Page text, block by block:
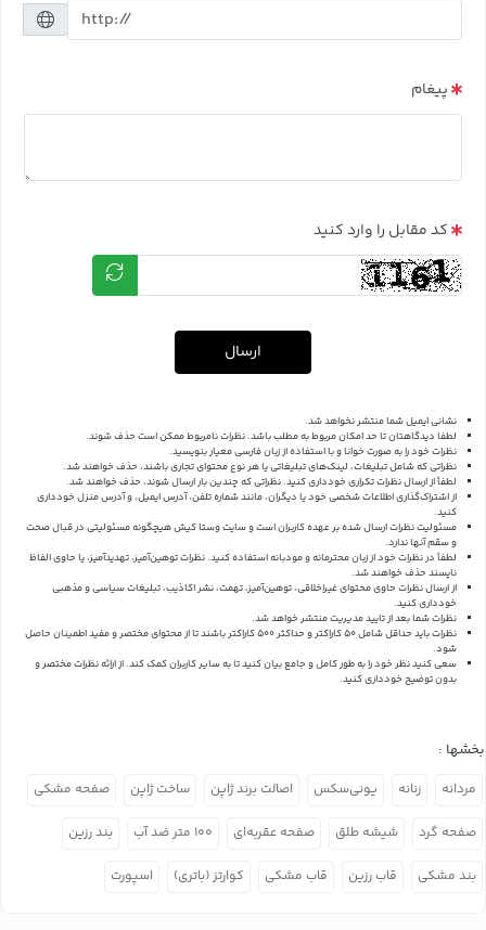
پیغام
کد مقابل را وارد کنید
ارسال
نشانی ایمیل شما منتشر نخواهد شد.
لطفا دیدگاهتان تا حد امکان مربوط به مطلب باشد. نظرات نامربوط ممکن است حذف شوند.
نظرات خود را به صورت خوانا و با استفاده از زبان فارسی معیار بنویسید.
نظراتی که شامل تبلیغات، لینک‌های تبلیغاتی یا هر نوع محتوای تجاری باشند، حذف خواهند شد.
لطفاً از ارسال نظرات تکراری خودداری کنید. نظراتی که چندین بار ارسال شوند، حذف خواهند شد.
از اشتراک‌گذاری اطلاعات شخصی خود یا دیگران، مانند شماره تلفن، آدرس ایمیل، و آدرس منزل خودداری
کنید.
مسئولیت نظرات ارسال شده بر عهده کاربران است و سایت وستا کیش هیچگونه مسئولیتی در قبال صحت
و سقم آنها ندارد.
لطفاً در نظرات خود از زبان محترمانه و مودبانه استفاده کنید. نظرات توهین‌آمیز، تهدیدآمیز، یا حاوی الفاظ
ناپسند حذف خواهند شد.
از ارسال نظرات حاوی محتوای غیراخلاقی، توهین‌آمیز، تهمت، نشر اکاذیب، تبلیغات سیاسی و مذهبی
خودداری کنید.
نظرات شما بعد از تایید مدیریت منتشر خواهد شد.
نظرات باید حداقل شامل 50 کاراکتر و حداکثر 500 کاراکتر باشند تا از محتوای مختصر و مفید اطمینان حاصل
شود.
سعی کنید نظر خود را به طور کامل و جامع بیان کنید تا به سایر کاربران کمک کند.از ارائه نظرات مختصر و
بدون توضیح خودداری کنید.
بخشها :
مردانه زنانه یونی‌سکس اصالت برند ژاپن ساخت ژاپن صفحه مشکی
صفحه گرد شیشه طلق صفحه عقربه‌ای ۱۰۰ متر ضد آب بند رزین
بند مشکی قاب رزین قاب مشکی کوارتز (باتری) اسپورت